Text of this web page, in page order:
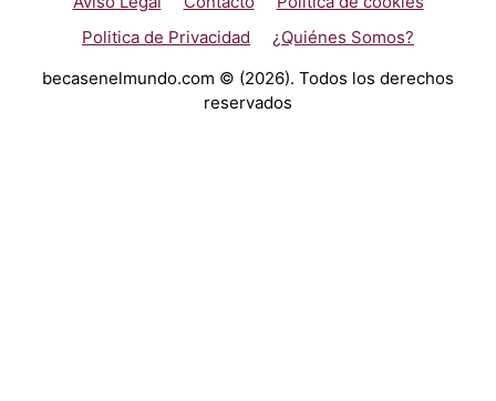
Politica de Privacidad
¿Quiénes Somos?
becasenelmundo.com © (2026). Todos los derechos
reservados